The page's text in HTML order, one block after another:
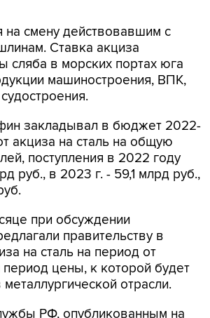
на смену действовавшим с
Ставка акциза
сляба в морских портах юга
машиностроения, ВПК,
закладывал в бюджет 2022-
акциза на сталь на общую
поступления в 2022 году
руб., в 2023 г. - 59,1 млрд руб.,
при обсуждении
правительству в
на сталь на период от
цены, к которой будет
отрасли.
РФ, опубликованным на